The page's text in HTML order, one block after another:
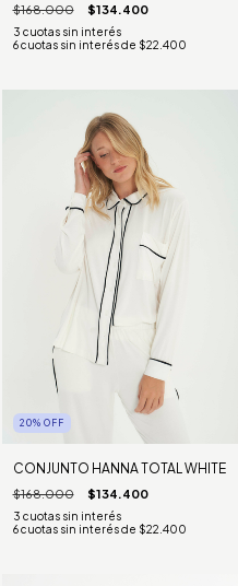
$168.000 $134.400
6 cuotas sin interés de $22.400
20% OFF
CONJUNTO HANNA TOTAL WHITE
$168.000 $134.400
6 cuotas sin interés de $22.400